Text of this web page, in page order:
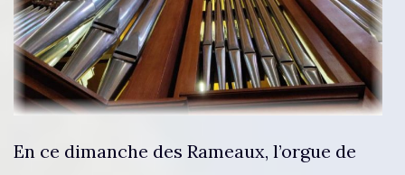
En ce dimanche des Rameaux, l’orgue de